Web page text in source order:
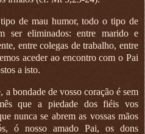
de mau humor, todo o tipo de
ser eliminados: entre marido e
entre colegas de trabalho, entre
aceder ao encontro com o Pai
a isto.
a bondade de vosso coração é sem
que a piedade dos fiéis vos
nunca se abrem as vossas mãos
ó nosso amado Pai, os dons